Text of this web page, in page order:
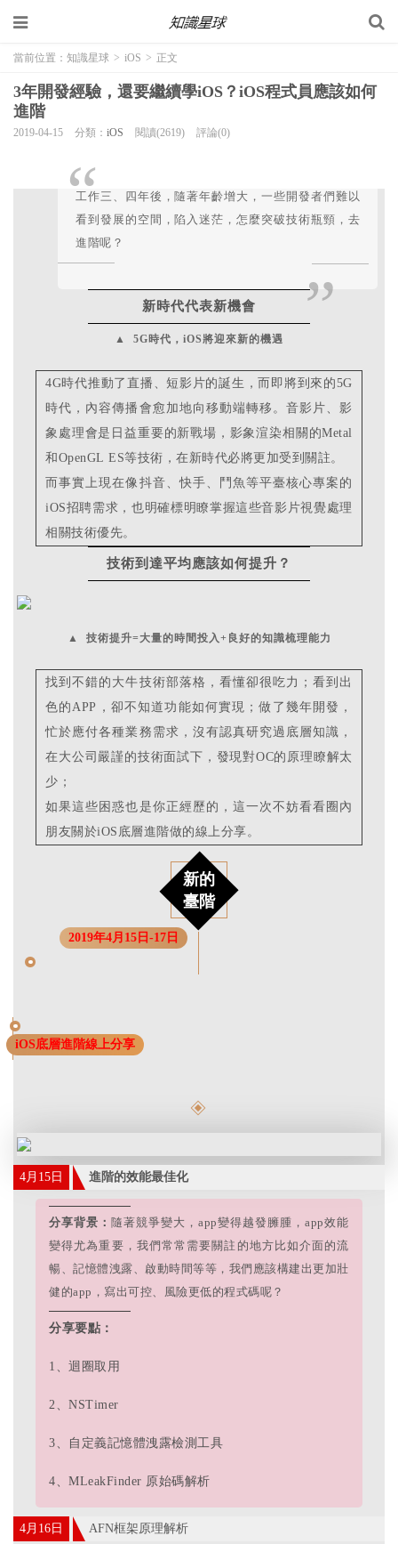
當前位置： 知識星球 > iOS > 正文
3年開發經驗，還要繼續學iOS？iOS程式員應該如何
進階
2019-04-15 分類： iOS 閱讀(2619) 評論(0)
“
工作三、四年後，隨著年齡增大，一些開發者們難以
看到發展的空間，陷入迷茫，怎麼突破技術瓶頸，去
進階呢？
”
新時代代表新機會
▲ 5G時代，iOS將迎來新的機遇
4G時代推動了直播、短影片的誕生，而即將到來的5G
時代，內容傳播會愈加地向移動端轉移。音影片、影
象處理會是日益重要的新戰場，影象渲染相關的Metal
和OpenGL ES等技術，在新時代必將更加受到關註。
而事實上現在像抖音、快手、鬥魚等平臺核心專案的
iOS招聘需求，也明確標明瞭掌握這些音影片視覺處理
相關技術優先。
技術到達平均應該如何提升？
▲ 技術提升=大量的時間投入+良好的知識梳理能力
找到不錯的大牛技術部落格，看懂卻很吃力；看到出
色的APP，卻不知道功能如何實現；做了幾年開發，
忙於應付各種業務需求，沒有認真研究過底層知識，
在大公司嚴謹的技術面試下，發現對OC的原理瞭解太
少；
如果這些困惑也是你正經歷的，這一次不妨看看圈內
朋友關於iOS底層進階做的線上分享。
新的
臺階
2019年4月15日-17日
iOS底層進階線上分享
4月15日 進階的效能最佳化
分享背景： 隨著競爭變大，app變得越發臃腫，app效能
變得尤為重要，我們常常需要關註的地方比如介面的流
暢、記憶體洩露、啟動時間等等，我們應該構建出更加壯
健的app，寫出可控、風險更低的程式碼呢？
分享要點：
1、迴圈取用
2、NSTimer
3、自定義記憶體洩露檢測工具
4、MLeakFinder 原始碼解析
4月16日 AFN框架原理解析